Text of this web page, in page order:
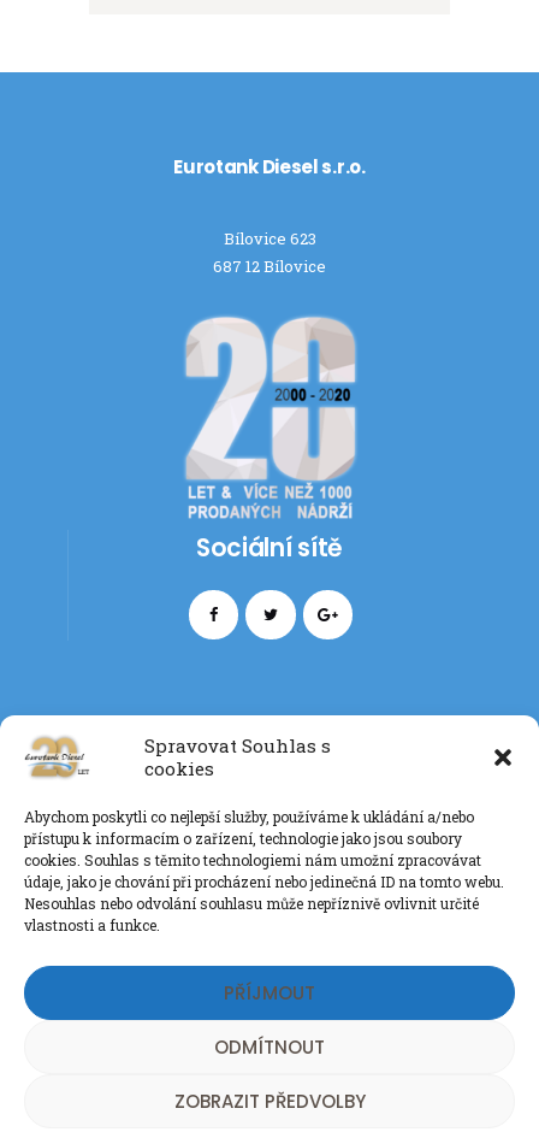
Spravovat Souhlas s
cookies
Abychom poskytli co nejlepší služby, používáme k ukládání a/nebo
přístupu k informacím o zařízení, technologie jako jsou soubory
cookies. Souhlas s těmito technologiemi nám umožní zpracovávat
údaje, jako je chování při procházení nebo jedinečná ID na tomto webu.
Nesouhlas nebo odvolání souhlasu může nepříznivě ovlivnit určité
vlastnosti a funkce.
PŘÍJMOUT
ODMÍTNOUT
ZOBRAZIT PŘEDVOLBY
Eurotank Diesel s.r.o.
Bílovice 623
687 12 Bílovice
Sociální sítě
+420 777 085 135
info@eurotankdiesel.cz